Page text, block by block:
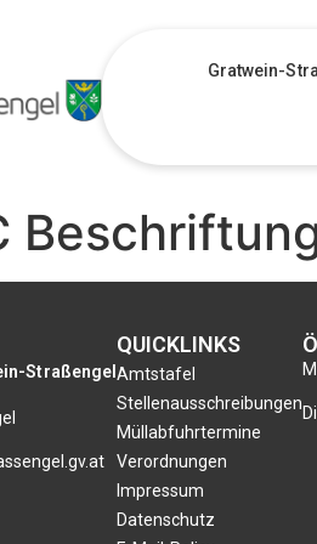
Gratwein-
Straßengel
QUICKLINKS
Amtstafel
Stellenausschreibungen
Müllabfuhrtermine
Verordnungen
Impressum
Datenschutz